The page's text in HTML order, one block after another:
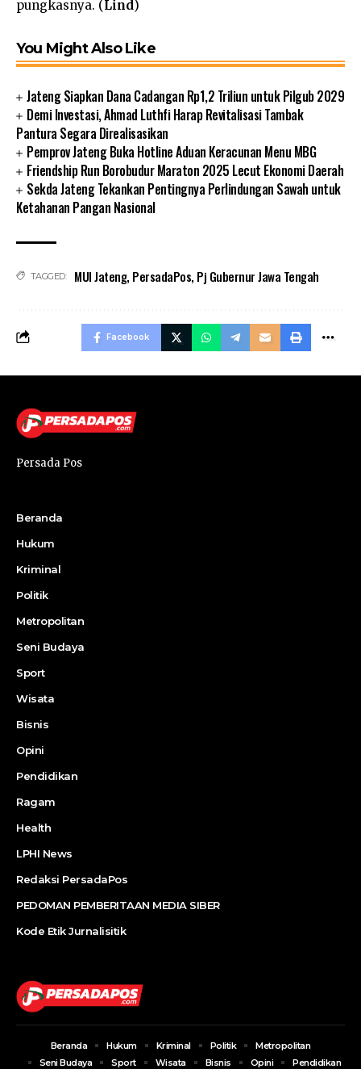
pungkasnya. (Lind)
You Might Also Like
Jateng Siapkan Dana Cadangan Rp1,2 Triliun untuk Pilgub 2029
Demi Investasi, Ahmad Luthfi Harap Revitalisasi Tambak
Pantura Segara Direalisasikan
Pemprov Jateng Buka Hotline Aduan Keracunan Menu MBG
Friendship Run Borobudur Maraton 2025 Lecut Ekonomi Daerah
Sekda Jateng Tekankan Pentingnya Perlindungan Sawah untuk
Ketahanan Pangan Nasional
TAGGED: MUI Jateng, PersadaPos, Pj Gubernur Jawa Tengah
Facebook
Persada Pos
Beranda
Hukum
Kriminal
Politik
Metropolitan
Seni Budaya
Sport
Wisata
Bisnis
Opini
Pendidikan
Ragam
Health
LPHI News
Redaksi PersadaPos
PEDOMAN PEMBERITAAN MEDIA SIBER
Kode Etik Jurnalisitik
Beranda Hukum Kriminal Politik
Metropolitan
Seni Budaya
Sport Wisata Bisnis Opini Pendidikan